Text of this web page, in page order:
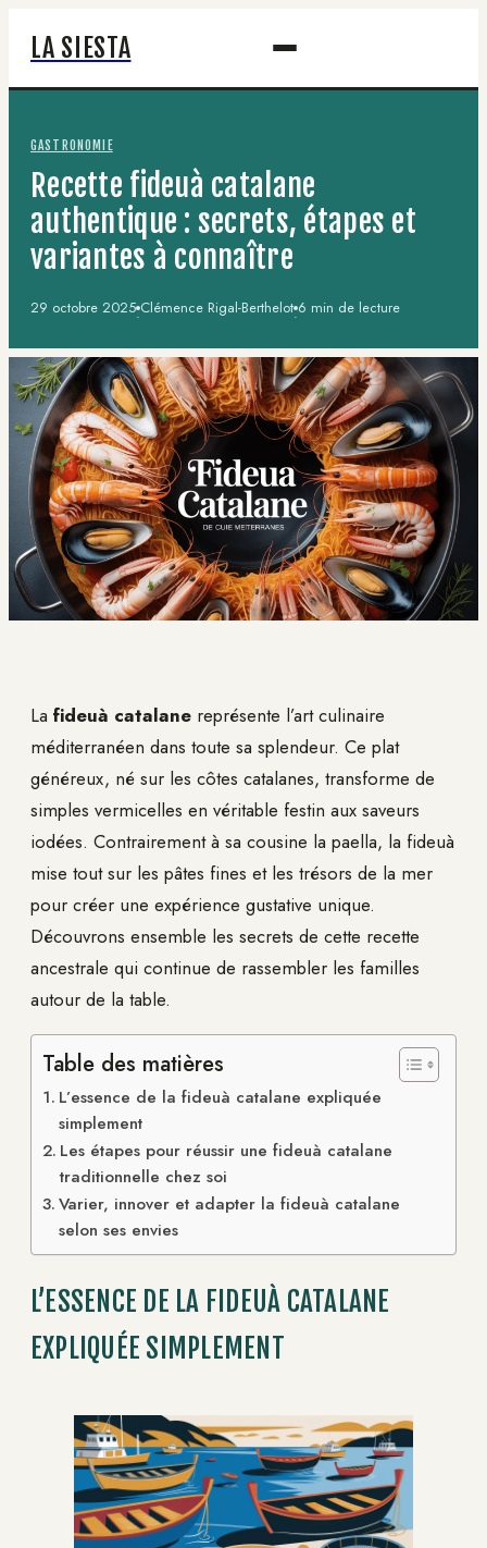
LA SIESTA
GASTRONOMIE
Recette fideuà catalane
authentique : secrets, étapes et
variantes à connaître
29 octobre 2025·Clémence Rigal-Berthelot·6 min de lecture
La fideuà catalane représente l’art culinaire
méditerranéen dans toute sa splendeur. Ce plat
généreux, né sur les côtes catalanes, transforme de
simples vermicelles en véritable festin aux saveurs
iodées. Contrairement à sa cousine la paella, la fideuà
mise tout sur les pâtes fines et les trésors de la mer
pour créer une expérience gustative unique.
Découvrons ensemble les secrets de cette recette
ancestrale qui continue de rassembler les familles
autour de la table.
Table des matières
L’essence de la fideuà catalane expliquée
simplement
Les étapes pour réussir une fideuà catalane
traditionnelle chez soi
Varier, innover et adapter la fideuà catalane
selon ses envies
L’ESSENCE DE LA FIDEUÀ CATALANE
EXPLIQUÉE SIMPLEMENT